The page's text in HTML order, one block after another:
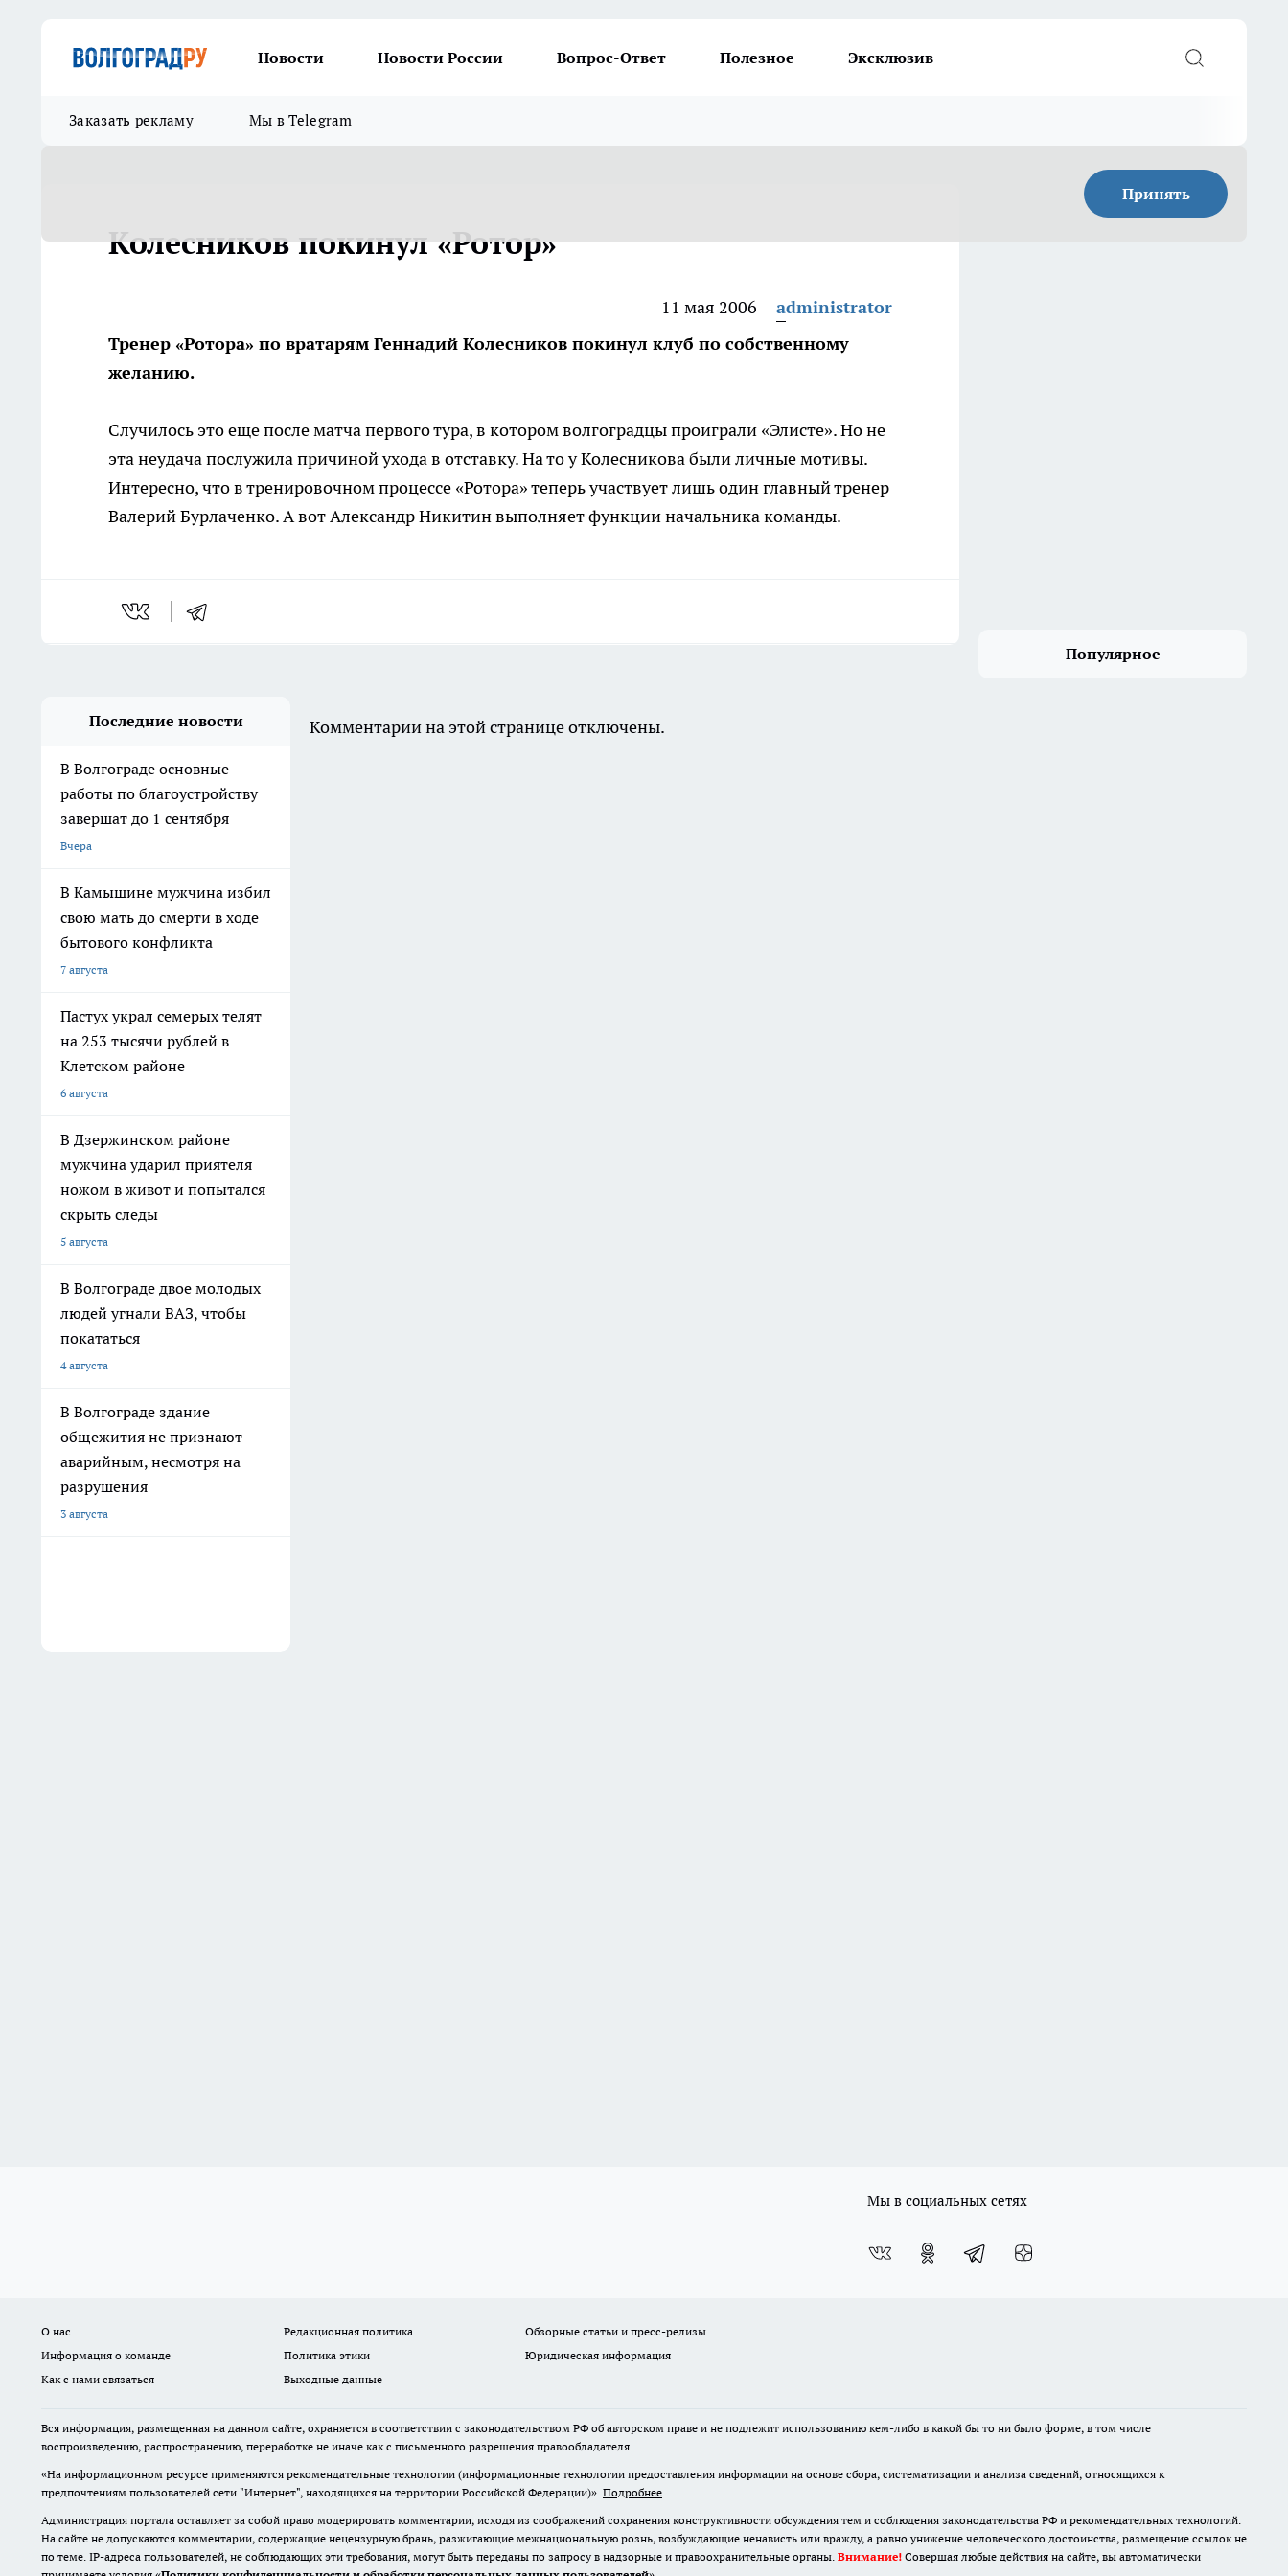
Новости Новости России Вопрос-Ответ Полезное Эксклюзив
Заказать рекламу Мы в Telegram
Принять
Колесников покинул «Ротор»
11 мая 2006
administrator
Тренер «Ротора» по вратарям Геннадий Колесников покинул клуб по собственному
желанию.
Случилось это еще после матча первого тура, в котором волгоградцы проиграли «Элисте». Но не
эта неудача послужила причиной ухода в отставку. На то у Колесникова были личные мотивы.
Интересно, что в тренировочном процессе «Ротора» теперь участвует лишь один главный тренер
Валерий Бурлаченко. А вот Александр Никитин выполняет функции начальника команды.
Популярное
Последние новости
В Волгограде основные
работы по благоустройству
завершат до 1 сентября
Вчера
В Камышине мужчина избил
свою мать до смерти в ходе
бытового конфликта
7 августа
Пастух украл семерых телят
на 253 тысячи рублей в
Клетском районе
6 августа
В Дзержинском районе
мужчина ударил приятеля
ножом в живот и попытался
скрыть следы
5 августа
В Волгограде двое молодых
людей угнали ВАЗ, чтобы
покататься
4 августа
В Волгограде здание
общежития не признают
аварийным, несмотря на
разрушения
3 августа
Комментарии на этой странице отключены.
Мы в социальных сетях
О нас Редакционная политика
Обзорные статьи и пресс-релизы
Информация о команде
Политика этики
Юридическая информация
Как с нами связаться
Выходные данные
Вся информация, размещенная на данном сайте, охраняется в соответствии с законодательством РФ об авторском праве и не подлежит использованию кем-либо в какой бы то ни было форме, в том числе
воспроизведению, распространению, переработке не иначе как с письменного разрешения правообладателя.
«На информационном ресурсе применяются рекомендательные технологии (информационные технологии предоставления информации на основе сбора, систематизации и анализа сведений, относящихся к
предпочтениям пользователей сети "Интернет", находящихся на территории Российской Федерации)». Подробнее
Администрация портала оставляет за собой право модерировать комментарии, исходя из соображений сохранения конструктивности обсуждения тем и соблюдения законодательства РФ и рекомендательных технологий.
На сайте не допускаются комментарии, содержащие нецензурную брань, разжигающие межнациональную рознь, возбуждающие ненависть или вражду, а равно унижение человеческого достоинства, размещение ссылок не
по теме. IP-адреса пользователей, не соблюдающих эти требования, могут быть переданы по запросу в надзорные и правоохранительные органы. Внимание! Совершая любые действия на сайте, вы автоматически